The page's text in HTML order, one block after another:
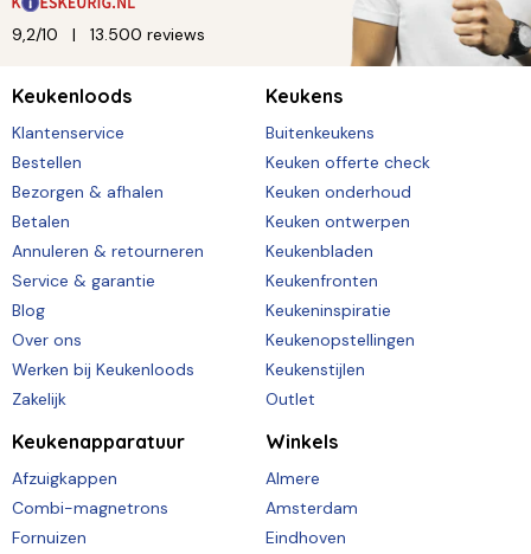
9,2/10 13.500 reviews
Keukenloods
Klantenservice
Bestellen
Bezorgen & afhalen
Betalen
Annuleren & retourneren
Service & garantie
Blog
Over ons
Werken bij Keukenloods
Zakelijk
Keukens
Buitenkeukens
Keuken offerte check
Keuken onderhoud
Keuken ontwerpen
Keukenbladen
Keukenfronten
Keukeninspiratie
Keukenopstellingen
Keukenstijlen
Outlet
Keukenapparatuur
Afzuigkappen
Combi-magnetrons
Fornuizen
Winkels
Almere
Amsterdam
Eindhoven